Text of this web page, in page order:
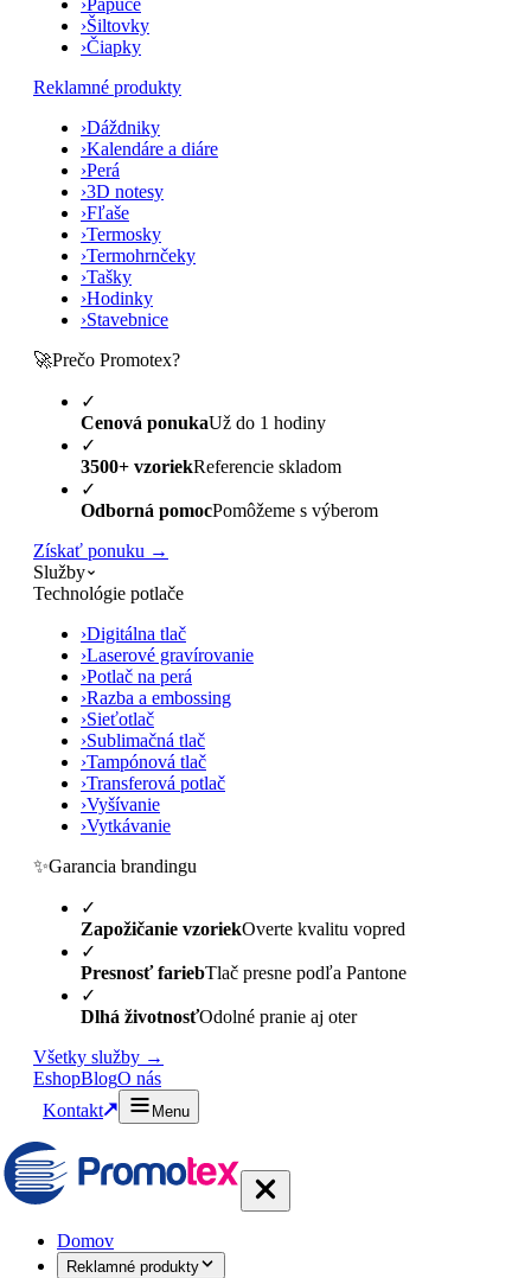
›Papuče
›Šiltovky
›Čiapky
Reklamné produkty
›Dáždniky
›Kalendáre a diáre
›Perá
›3D notesy
›Fľaše
›Termosky
›Termohrnčeky
›Tašky
›Hodinky
›Stavebnice
🚀Prečo Promotex?
✓
Cenová ponukaUž do 1 hodiny
✓
3500+ vzoriekReferencie skladom
✓
Odborná pomocPomôžeme s výberom
Získať ponuku →
Služby
Technológie potlače
›Digitálna tlač
›Laserové gravírovanie
›Potlač na perá
›Razba a embossing
›Sieťotlač
›Sublimačná tlač
›Tampónová tlač
›Transferová potlač
›Vyšívanie
›Vytkávanie
✨Garancia brandingu
✓
Zapožičanie vzoriekOverte kvalitu vopred
✓
Presnosť fariebTlač presne podľa Pantone
✓
Dlhá životnosťOdolné pranie aj oter
Všetky služby →
EshopBlogO nás
Kontakt
Menu
Domov
Reklamné produkty